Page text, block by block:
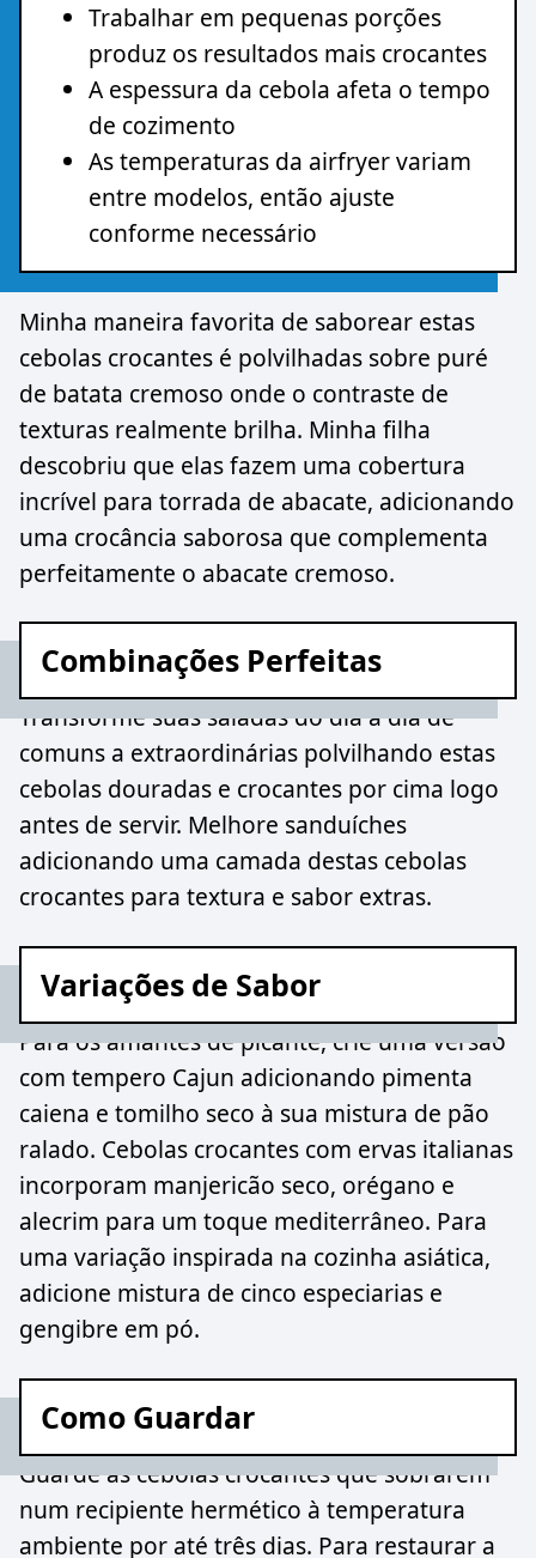
Trabalhar em pequenas porções
produz os resultados mais crocantes
A espessura da cebola afeta o tempo
de cozimento
As temperaturas da airfryer variam
entre modelos, então ajuste
conforme necessário
Minha maneira favorita de saborear estas
cebolas crocantes é polvilhadas sobre puré
de batata cremoso onde o contraste de
texturas realmente brilha. Minha filha
descobriu que elas fazem uma cobertura
incrível para torrada de abacate, adicionando
uma crocância saborosa que complementa
perfeitamente o abacate cremoso.
Combinações Perfeitas
Transforme suas saladas do dia a dia de
comuns a extraordinárias polvilhando estas
cebolas douradas e crocantes por cima logo
antes de servir. Melhore sanduíches
adicionando uma camada destas cebolas
crocantes para textura e sabor extras.
Variações de Sabor
Para os amantes de picante, crie uma versão
com tempero Cajun adicionando pimenta
caiena e tomilho seco à sua mistura de pão
ralado. Cebolas crocantes com ervas italianas
incorporam manjericão seco, orégano e
alecrim para um toque mediterrâneo. Para
uma variação inspirada na cozinha asiática,
adicione mistura de cinco especiarias e
gengibre em pó.
Como Guardar
Guarde as cebolas crocantes que sobrarem
num recipiente hermético à temperatura
ambiente por até três dias. Para restaurar a